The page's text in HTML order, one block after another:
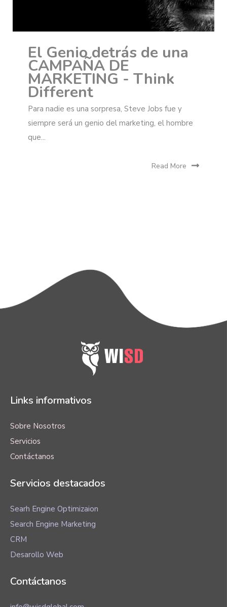
El Genio detrás de una
CAMPAÑA DE
MARKETING - Think
Different
Para nadie es una sorpresa, Steve Jobs fue y
siempre será un genio del marketing, el hombre
que...
Read More
Links informativos
Sobre Nosotros
Servicios
Contáctanos
Servicios destacados
Searh Engine Optimizaion
Search Engine Marketing
CRM
Desarollo Web
Contáctanos